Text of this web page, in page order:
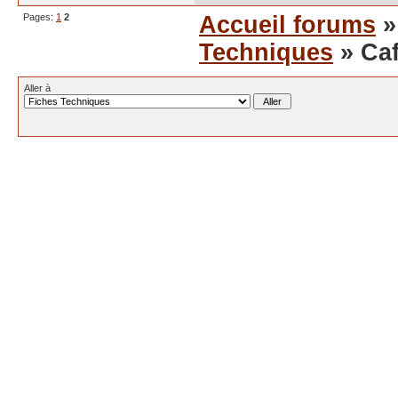
Pages: 1 2 Accueil forums
Techniques »
Aller à